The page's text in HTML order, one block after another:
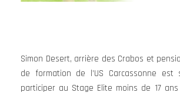
Simon Desert, arrière des Crabos et
de formation de l’US Carcassonne est
participer au Stage Elite moins de 17